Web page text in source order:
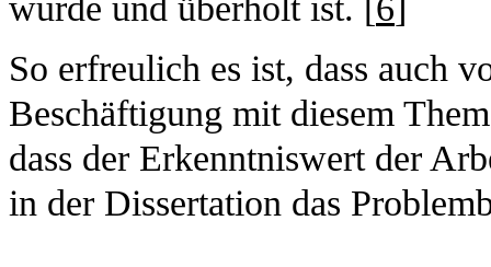
So erfreulich es ist, dass auch
Beschäftigung mit diesem
dass der Erkenntniswert der
in der Dissertation das